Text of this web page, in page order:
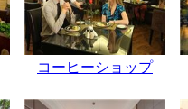
コーヒーショップ